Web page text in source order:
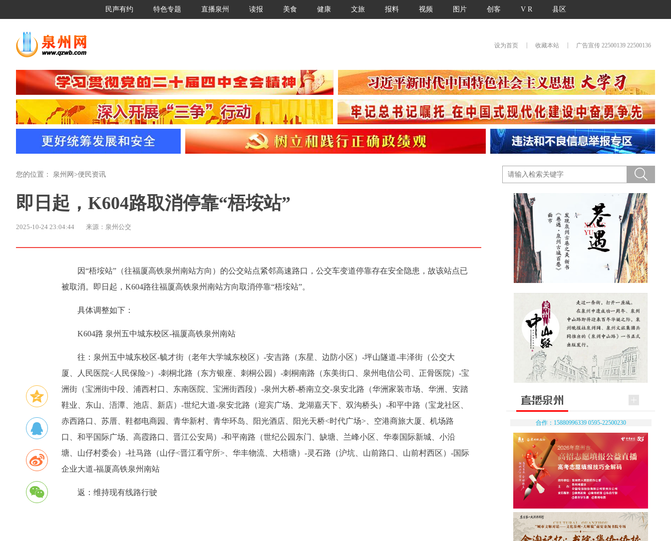
民声有约 特色专题 直播泉州 读报 美食 健康 文旅 报料 视频 图片 创客 V R 县区
设为首页 收藏本站 广告宣传 22500139 22500136
您的位置： 泉州网 >便民资讯
即日起，K604路取消停靠“梧垵站”
2025-10-24 23:04:44 来源：泉州公交
因“梧垵站”（往福厦高铁泉州南站方向）的公交站点紧邻高速路口，公交车变道停靠存在安全隐患，故该站点已
被取消。即日起，K604路往福厦高铁泉州南站方向取消停靠“梧垵站”。
具体调整如下：
K604路 泉州五中城东校区-福厦高铁泉州南站
往：泉州五中城东校区-毓才街（老年大学城东校区）-安吉路（东星、边防小区）-坪山隧道-丰泽街（公交大
厦、人民医院<人民保险>）-刺桐北路（东方银座、刺桐公园）-刺桐南路（东美街口、泉州电信公司、正骨医院）-宝
洲街（宝洲街中段、浦西村口、东南医院、宝洲街西段）-泉州大桥-桥南立交-泉安北路（华洲家装市场、华洲、安踏
鞋业、东山、浯潭、池店、新店）-世纪大道-泉安北路（迎宾广场、龙湖嘉天下、双沟桥头）-和平中路（宝龙社区、
赤西路口、苏厝、鞋都电商园、青华新村、青华环岛、阳光酒店、阳光天桥<时代广场>、空港商旅大厦、机场路
口、和平国际广场、高霞路口、晋江公安局）-和平南路（世纪公园东门、缺塘、兰峰小区、华泰国际新城、小沿
塘、山仔村委会）-社马路（山仔<晋江看守所>、华丰物流、大梧塘）-灵石路（沪坑、山前路口、山前村西区）-国际
企业大道-福厦高铁泉州南站
返：维持现有线路行驶
合作：15880996339 0595-22500230